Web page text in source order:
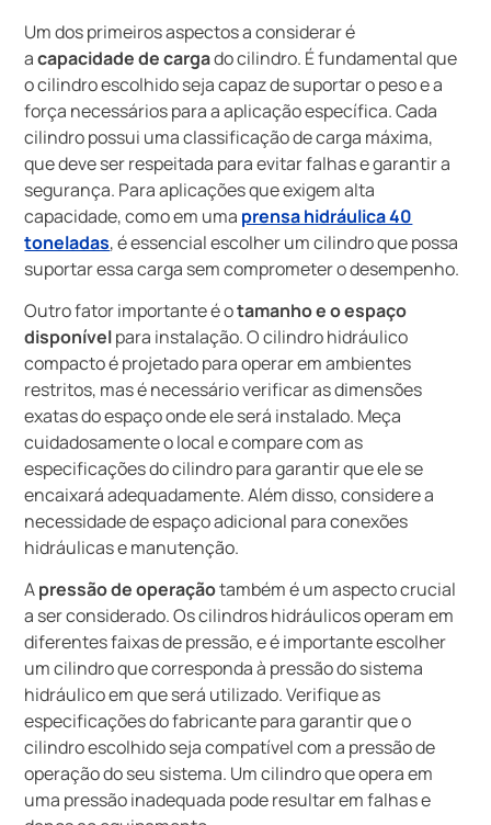
Um dos primeiros aspectos a considerar é
acapacidade de cargado cilindro. É fundamental que
o cilindro escolhido seja capaz de suportar o peso e a
força necessários para a aplicação específica. Cada
cilindro possui uma classificação de carga máxima,
que deve ser respeitada para evitar falhas e garantir a
segurança. Para aplicações que exigem alta
capacidade, como em uma prensa hidráulica 40
toneladas, é essencial escolher um cilindro que possa
suportar essa carga sem comprometer o desempenho.
Outro fator importante é otamanho e o espaço
disponívelpara instalação. O cilindro hidráulico
compacto é projetado para operar em ambientes
restritos, mas é necessário verificar as dimensões
exatas do espaço onde ele será instalado. Meça
cuidadosamente o local e compare com as
especificações do cilindro para garantir que ele se
encaixará adequadamente. Além disso, considere a
necessidade de espaço adicional para conexões
hidráulicas e manutenção.
Apressão de operaçãotambém é um aspecto crucial
a ser considerado. Os cilindros hidráulicos operam em
diferentes faixas de pressão, e é importante escolher
um cilindro que corresponda à pressão do sistema
hidráulico em que será utilizado. Verifique as
especificações do fabricante para garantir que o
cilindro escolhido seja compatível com a pressão de
operação do seu sistema. Um cilindro que opera em
uma pressão inadequada pode resultar em falhas e